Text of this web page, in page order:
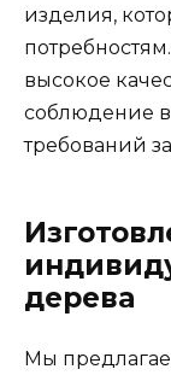
изделия,
высокое
соблюдение
требований
дерева
Мы